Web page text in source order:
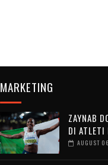
MARKETING
ZAYNAB
DI ATLETI
AUGUST